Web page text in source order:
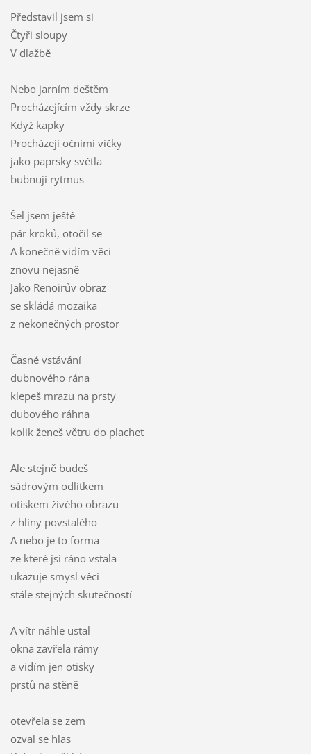
Představil jsem si
Čtyři sloupy
V dlažbě
Nebo jarním deštěm
Procházejícím vždy skrze
Když kapky
Procházejí očními víčky
jako paprsky světla
bubnují rytmus
Šel jsem ještě
pár kroků, otočil se
A konečně vidím věci
znovu nejasně
Jako Renoirův obraz
se skládá mozaika
z nekonečných prostor
Časné vstávání
dubnového rána
klepeš mrazu na prsty
dubového ráhna
kolik ženeš větru do plachet
Ale stejně budeš
sádrovým odlitkem
otiskem živého obrazu
z hlíny povstalého
A nebo je to forma
ze které jsi ráno vstala
ukazuje smysl věcí
stále stejných skutečností
A vítr náhle ustal
okna zavřela rámy
a vidím jen otisky
prstů na stěně
otevřela se zem
ozval se hlas